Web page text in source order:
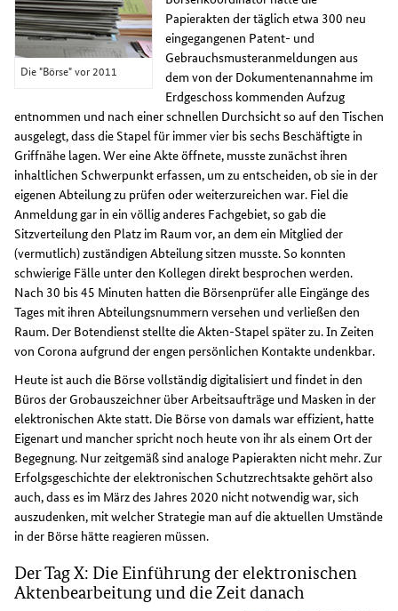
Die "Börse" vor 2011
Papierakten der täglich etwa 300 neu
eingegangenen Patent- und
Gebrauchsmusteranmeldungen aus
dem von der Dokumentenannahme im
Erdgeschoss kommenden Aufzug
entnommen und nach einer schnellen Durchsicht so auf den Tischen
ausgelegt, dass die Stapel für immer vier bis sechs Beschäftigte in
Griffnähe lagen. Wer eine Akte öffnete, musste zunächst ihren
inhaltlichen Schwerpunkt erfassen, um zu entscheiden, ob sie in der
eigenen Abteilung zu prüfen oder weiterzureichen war. Fiel die
Anmeldung gar in ein völlig anderes Fachgebiet, so gab die
Sitzverteilung den Platz im Raum vor, an dem ein Mitglied der
(vermutlich) zuständigen Abteilung sitzen musste. So konnten
schwierige Fälle unter den Kollegen direkt besprochen werden.
Nach 30 bis 45 Minuten hatten die Börsenprüfer alle Eingänge des
Tages mit ihren Abteilungsnummern versehen und verließen den
Raum. Der Botendienst stellte die Akten-Stapel später zu. In Zeiten
von Corona aufgrund der engen persönlichen Kontakte undenkbar.
Heute ist auch die Börse vollständig digitalisiert und findet in den
Büros der Grobauszeichner über Arbeitsaufträge und Masken in der
elektronischen Akte statt. Die Börse von damals war effizient, hatte
Eigenart und mancher spricht noch heute von ihr als einem Ort der
Begegnung. Nur zeitgemäß sind analoge Papierakten nicht mehr. Zur
Erfolgsgeschichte der elektronischen Schutzrechtsakte gehört also
auch, dass es im März des Jahres 2020 nicht notwendig war, sich
auszudenken, mit welcher Strategie man auf die aktuellen Umstände
in der Börse hätte reagieren müssen.
Der Tag X: Die Einführung der elektronischen
Aktenbearbeitung und die Zeit danach